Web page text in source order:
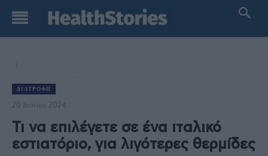
ΔΙΑΤΡΟΦΉ
20 Ιουνίου 2024
Τι να επιλέγετε σε ένα ιταλικό
εστιατόριο, για λιγότερες θερμίδες